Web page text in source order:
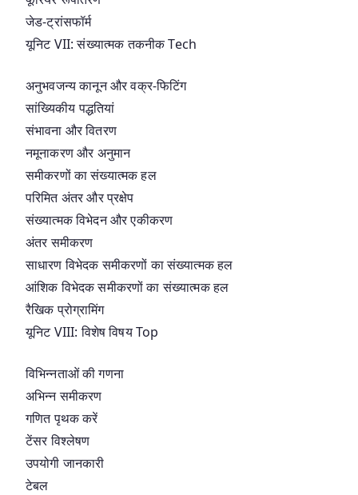
जेड-ट्रांसफॉर्म
यूनिट VII: संख्यात्मक तकनीक Tech
अनुभवजन्य कानून और वक्र-फिटिंग
सांख्यिकीय पद्धतियां
संभावना और वितरण
नमूनाकरण और अनुमान
समीकरणों का संख्यात्मक हल
परिमित अंतर और प्रक्षेप
संख्यात्मक विभेदन और एकीकरण
अंतर समीकरण
साधारण विभेदक समीकरणों का संख्यात्मक हल
आंशिक विभेदक समीकरणों का संख्यात्मक हल
रैखिक प्रोग्रामिंग
यूनिट VIII: विशेष विषय Top
विभिन्नताओं की गणना
अभिन्न समीकरण
गणित पृथक करें
टेंसर विश्लेषण
उपयोगी जानकारी
टेबल